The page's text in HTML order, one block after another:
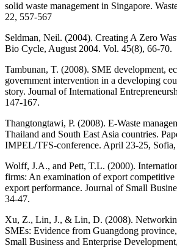
solid waste management in Singapore.
22, 557-567
Seldman, Neil. (2004). Creating A Zero
Bio Cycle, August 2004. Vol. 45(8), 66-70.
Tambunan, T. (2008). SME development,
government intervention in a developing
story. Journal of International
147-167.
Thangtongtawi, P. (2008). E-Waste
Thailand and South East Asia countries.
IMPEL/TFS-conference. April 23-25,
Wolff, J.A., and Pett, T.L. (2000).
firms: An examination of export competitive
export performance. Journal of Small
34-47.
Xu, Z., Lin, J., & Lin, D. (2008).
SMEs: Evidence from Guangdong
Small Business and Enterprise